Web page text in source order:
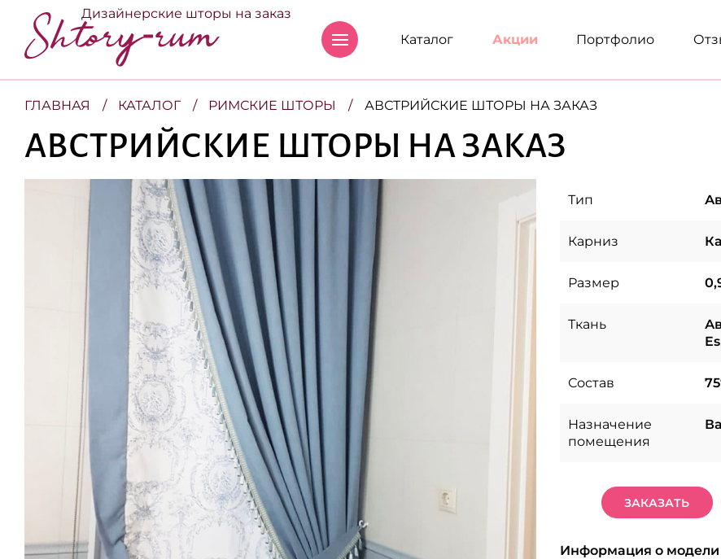
Дизайнерские шторы на заказ
Каталог Акции Портфолио
ГЛАВНАЯ КАТАЛОГ РИМСКИЕ ШТОРЫ АВСТРИЙСКИЕ ШТОРЫ НА ЗАКАЗ
АВСТРИЙСКИЕ ШТОРЫ НА ЗАКАЗ
Тип
Карниз
Размер
Ткань
Состав
Назначение
помещения
ЗАКАЗАТЬ
Информация о модели